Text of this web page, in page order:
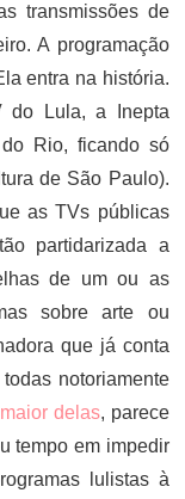
transmissões de
A programação
entra na história.
do Lula, a Inepta
Rio, ficando só
de São Paulo).
as TVs públicas
partidarizada a
de um ou as
sobre arte ou
que já conta
notoriamente
delas, parece
tempo em impedir
lulistas à